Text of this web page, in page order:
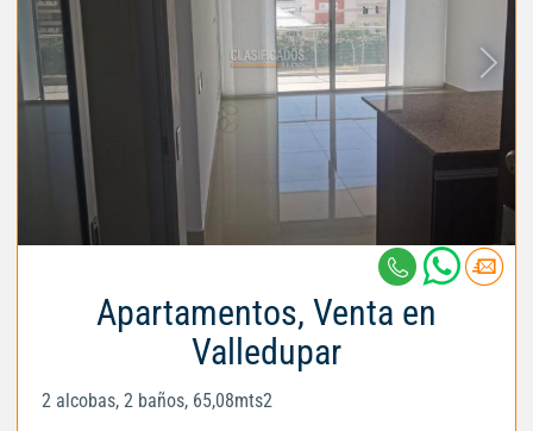
Apartamentos, Venta en
Valledupar
2 alcobas, 2 baños, 65,08mts2